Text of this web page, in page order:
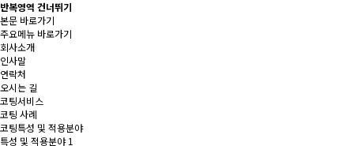
반복영역 건너뛰기
본문 바로가기
주요메뉴 바로가기
회사소개
인사말
연락처
오시는 길
코팅서비스
코팅 사례
코팅특성 및 적용분야
특성 및 적용분야 1